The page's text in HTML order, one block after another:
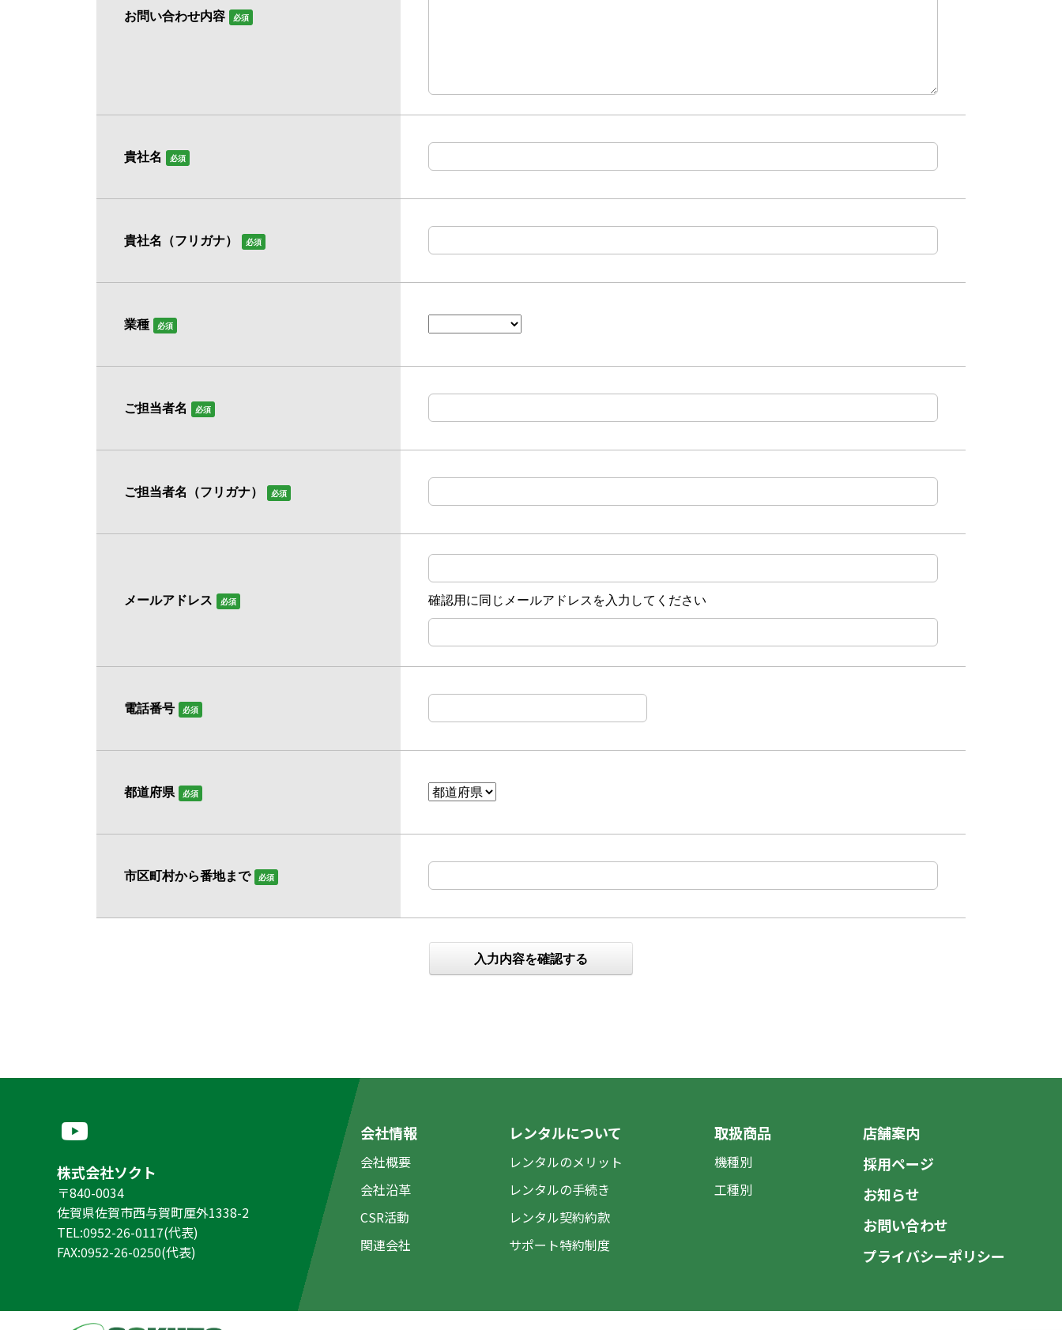
お問い合わせ内容 必須
貴社名 必須
貴社名（フリガナ） 必須
業種 必須
ご担当者名 必須
ご担当者名（フリガナ） 必須
メールアドレス 必須 確認用に同じメールアドレスを入力してください
電話番号 必須
都道府県 必須
市区町村から番地まで 必須
会社情報
会社概要
会社沿革
CSR活動
関連会社
レンタルについて
レンタルのメリット
レンタルの手続き
レンタル契約約款
サポート特約制度
取扱商品
機種別
工種別
店舗案内
採用ページ
お知らせ
お問い合わせ
プライバシーポリシー
株式会社ソクト
〒840-0034
佐賀県佐賀市西与賀町厘外1338-2
TEL:0952-26-0117(代表)
FAX:0952-26-0250(代表)